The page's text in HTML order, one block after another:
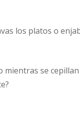
los platos o
se